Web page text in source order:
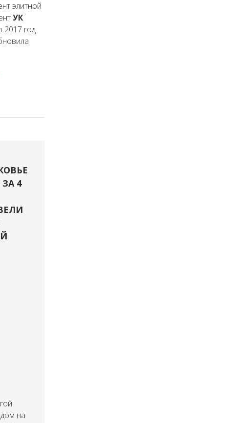
элитной
УК
2017 год
4
на